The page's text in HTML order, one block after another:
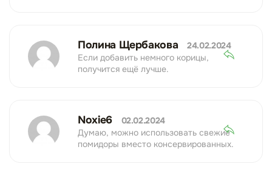
Полина Щербакова
24.02.2024
Если добавить немного корицы,
получится ещё лучше.
Noxie6
02.02.2024
Думаю, можно использовать свежие
помидоры вместо консервированных.